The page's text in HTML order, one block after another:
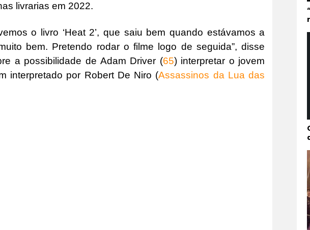
livrarias em 2022.
o livro ‘Heat 2’, que saiu bem quando estávamos a
bem. Pretendo rodar o filme logo de seguida”, disse
a possibilidade de Adam Driver (65) interpretar o jovem
interpretado por Robert De Niro (Assassinos da Lua das